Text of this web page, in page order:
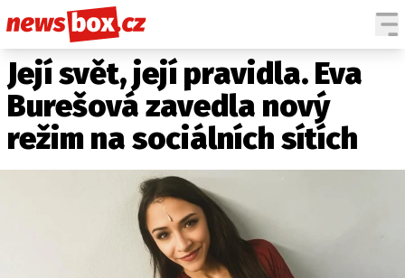
DOMÁCÍ
ZAHRANIČÍ
POČASÍ
KRIMI
ČESKÉ CELEBRITY
SVĚTOVÉ CELEBRITY
Její svět, její pravidla. Eva
Burešová zavedla nový
režim na sociálních sítích